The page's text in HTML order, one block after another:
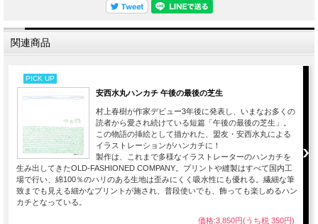
関連商品
PICK UP
安西水丸ハンカチ 午後の最後の芝生
村上春樹が作家デビュー3年後に発表し、いまなお多くの
読者から愛され続けている短篇「午後の最後の芝生」。
この物語の挿絵として描かれた、盟友・安西水丸による
イラストレーションがハンカチに！
製作は、これまで多様なイラストレーターのハンカチを
生み出してきたOLD-FASHIONED COMPANY。プリントや縫製はすべて国内工
場で行い、綿100％のハリのある生地は歪みにくく吸水性にも優れる。繊細な筆
致までも見える細かなプリントが施され、普段使いでも、飾っても楽しめるハン
カチとなっている。
価格:3,850円(うち税 350円)